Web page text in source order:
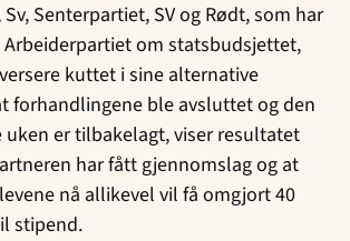
Senterpartiet, SV og Rødt, som har
om statsbudsjettet,
kuttet i sine alternative
forhandlingene ble avsluttet og den
er tilbakelagt, viser resultatet
har fått gjennomslag og at
nå allikevel vil få omgjort 40
stipend.